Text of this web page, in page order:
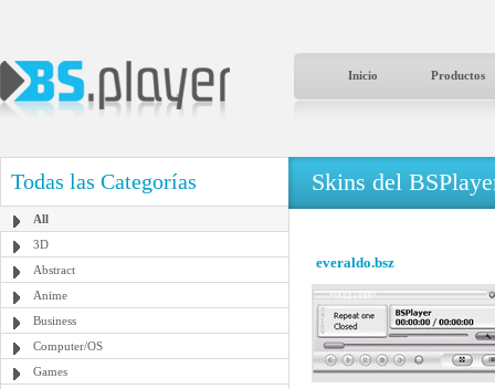
Inicio Productos
Todas las Categorías
All
3D
Abstract
Anime
Business
Computer/OS
Games
Skins del
everaldo.bsz